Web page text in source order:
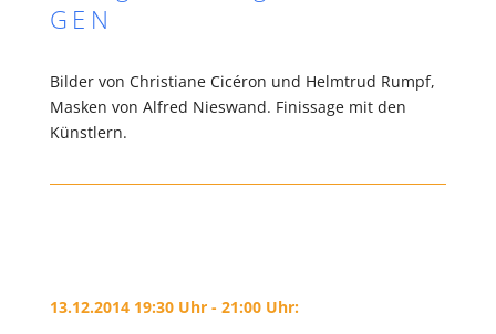
G E N
Bilder von Christiane Cicéron und Helmtrud Rumpf,
Masken von Alfred Nieswand. Finissage mit den
Künstlern.
13.12.2014 19:30 Uhr - 21:00 Uhr: